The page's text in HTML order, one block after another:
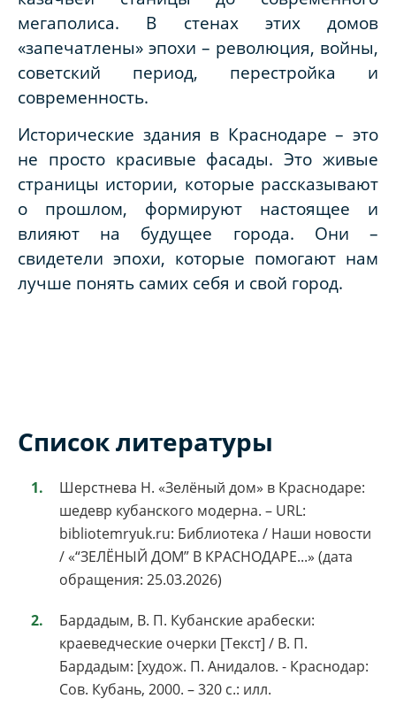
мегаполиса. В стенах этих домов
«запечатлены» эпохи – революция, войны,
советский период, перестройка и
современность.
Исторические здания в Краснодаре – это
не просто красивые фасады. Это живые
страницы истории, которые рассказывают
о прошлом, формируют настоящее и
влияют на будущее города. Они –
свидетели эпохи, которые помогают нам
лучше понять самих себя и свой город.
Список литературы
Шерстнева Н. «Зелёный дом» в Краснодаре:
шедевр кубанского модерна. – URL:
bibliotemryuk.ru: Библиотека / Наши новости
/ «“ЗЕЛЁНЫЙ ДОМ” В КРАСНОДАРЕ...» (дата
обращения: 25.03.2026)
Бардадым, В. П. Кубанские арабески:
краеведческие очерки [Текст] / В. П.
Бардадым: [худож. П. Анидалов. - Краснодар:
Сов. Кубань, 2000. – 320 с.: илл.